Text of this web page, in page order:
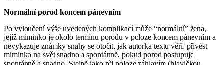
Normální porod koncem pánevním
Po vyloučení výše uvedených komplikací může “normální” žena,
jejíž miminko je okolo termínu porodu v poloze koncem pánevním a
nevykazuje známky snahy se otočit, jak autorka textu věří, přivést
miminko na svět snadno a spontánně, pokud porod postupuje
spontánně a snadno. Stejně jako při poloze záhlavím (hlavičkou